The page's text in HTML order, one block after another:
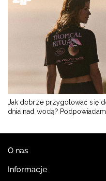
Jak dobrze przygotować się
dnia nad wodą?
O nas
Informacje